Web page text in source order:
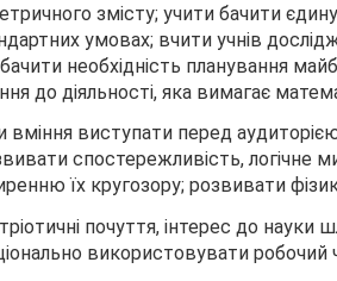
змісту; учити бачити
умовах; вчити учнів
необхідність планування
до діяльності, яка вимагає
виступати перед
спостережливість, логічне
їх кругозору; розвивати
почуття, інтерес до науки
використовувати робочий